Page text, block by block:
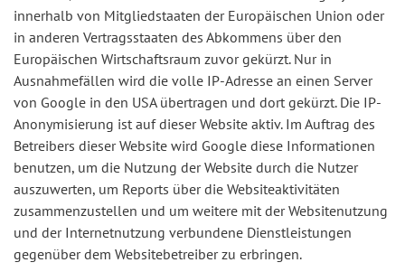
innerhalb von Mitgliedstaaten der Europäischen Union oder
in anderen Vertragsstaaten des Abkommens über den
Europäischen Wirtschaftsraum zuvor gekürzt. Nur in
Ausnahmefällen wird die volle IP-Adresse an einen Server
von Google in den USA übertragen und dort gekürzt. Die IP-
Anonymisierung ist auf dieser Website aktiv. Im Auftrag des
Betreibers dieser Website wird Google diese Informationen
benutzen, um die Nutzung der Website durch die Nutzer
auszuwerten, um Reports über die Websiteaktivitäten
zusammenzustellen und um weitere mit der Websitenutzung
und der Internetnutzung verbundene Dienstleistungen
gegenüber dem Websitebetreiber zu erbringen.